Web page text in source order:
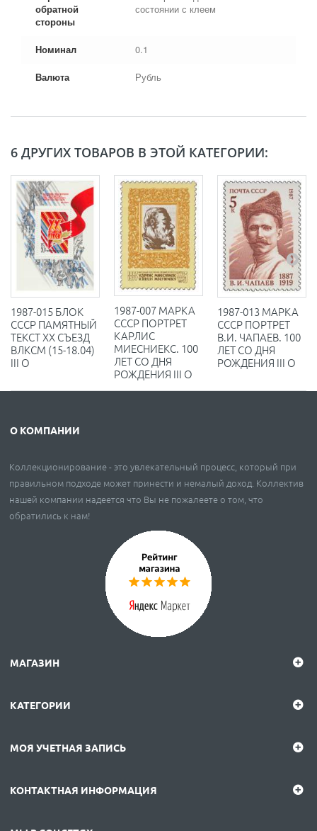
обратной
стороны
состоянии с клеем
Номинал 0.1
Валюта Рубль
6 ДРУГИХ ТОВАРОВ В ЭТОЙ КАТЕГОРИИ:
1987-015 БЛОК
СССР ПАМЯТНЫЙ
ТЕКСТ XX СЪЕЗД
ВЛКСМ (15-18.04)
III O
1987-007 МАРКА
СССР ПОРТРЕТ
КАРЛИС
МИЕСНИЕКС. 100
ЛЕТ СО ДНЯ
РОЖДЕНИЯ III O
1987-013 МАРКА
СССР ПОРТРЕТ
В.И. ЧАПАЕВ. 100
ЛЕТ СО ДНЯ
РОЖДЕНИЯ III O
О КОМПАНИИ
Коллекционирование - это увлекательный процесс, который при
правильном подходе может принести и немалый доход. Коллектив
нашей компании надеется что Вы не пожалеете о том, что
обратились к нам!
МАГАЗИН
КАТЕГОРИИ
МОЯ УЧЕТНАЯ ЗАПИСЬ
КОНТАКТНАЯ ИНФОРМАЦИЯ